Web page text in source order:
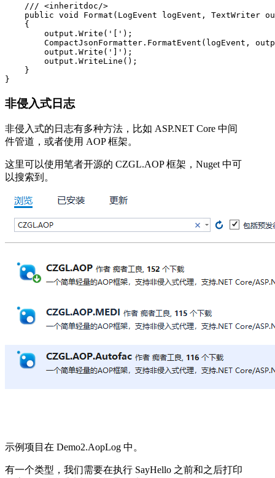
    /// <inheritdoc/>
public void Format(LogEvent logEvent, TextWriter
    {
        output.Write('[');
CompactJsonFormatter.FormatEvent(logEvent,
        output.Write(']');
        output.WriteLine();
    }
}
非侵入式日志
非侵入式的日志有多种方法，比如 ASP.NET Core 中间
件管道，或者使用 AOP 框架。
这里可以使用笔者开源的 CZGL.AOP 框架，Nuget 中可
以搜索到。
示例项目在 Demo2.AopLog 中。
有一个类型，我们需要在执行 SayHello 之前和之后打印